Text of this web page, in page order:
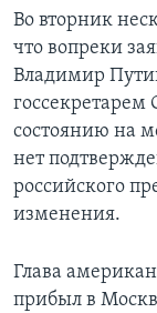
Во вторник
что вопреки
Владимир
состоянию на
нет
российского
изменения.
Глава
прибыл в